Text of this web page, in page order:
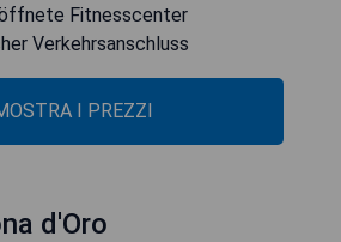
Fitnesscenter
Verkehrsanschluss
I PREZZI
d'Oro